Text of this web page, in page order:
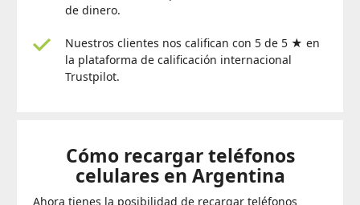
de dinero.
Nuestros clientes nos califican con 5 de 5 ★ en
la plataforma de calificación internacional
Trustpilot.
Cómo recargar teléfonos
celulares en Argentina
Ahora tienes la posibilidad de recargar teléfonos